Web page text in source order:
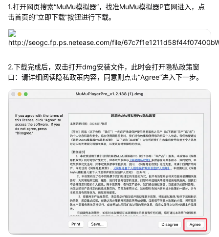
1.打开网页搜索“MuMu模拟器”，找准MuMu模拟器P官网进入，点
击首页的“立即下载”按钮进行下载。
2.下载完成后，双击打开dmg安装文件，此时会打开隐私政策窗
口：请详细阅读隐私政策内容，同意则点击“Agree”进入下一步。